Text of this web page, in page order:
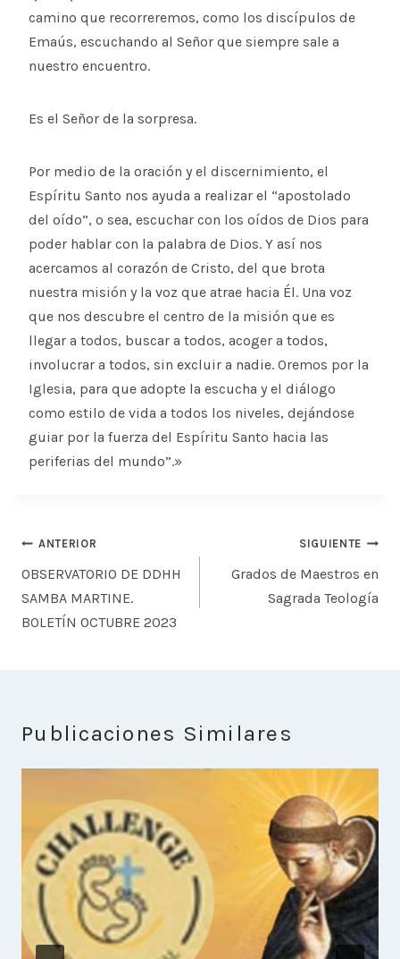
camino que recorreremos, como los discípulos de
Emaús, escuchando al Señor que siempre sale a
nuestro encuentro.
Es el Señor de la sorpresa.
Por medio de la oración y el discernimiento, el
Espíritu Santo nos ayuda a realizar el “apostolado
del oído”, o sea, escuchar con los oídos de Dios para
poder hablar con la palabra de Dios. Y así nos
acercamos al corazón de Cristo, del que brota
nuestra misión y la voz que atrae hacia Él. Una voz
que nos descubre el centro de la misión que es
llegar a todos, buscar a todos, acoger a todos,
involucrar a todos, sin excluir a nadie. Oremos por la
Iglesia, para que adopte la escucha y el diálogo
como estilo de vida a todos los niveles, dejándose
guiar por la fuerza del Espíritu Santo hacia las
periferias del mundo”.»
Navegación
de
entradas
ANTERIOR
OBSERVATORIO DE DDHH
SAMBA MARTINE.
BOLETÍN OCTUBRE 2023
SIGUIENTE
Grados de Maestros en
Sagrada Teología
Publicaciones Similares